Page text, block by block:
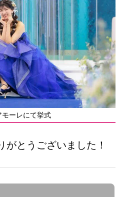
モーレにて挙式
がとうございました！